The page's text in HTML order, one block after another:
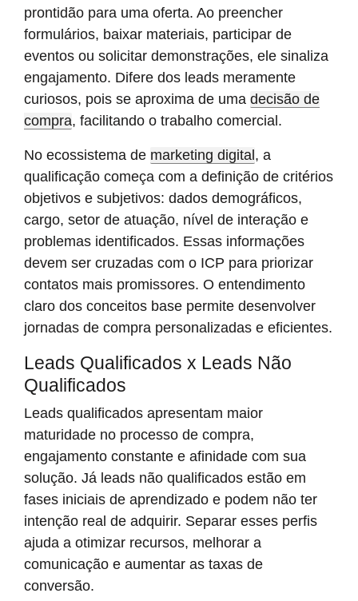
prontidão para uma oferta. Ao preencher
formulários, baixar materiais, participar de
eventos ou solicitar demonstrações, ele sinaliza
engajamento. Difere dos leads meramente
curiosos, pois se aproxima de uma decisão de
compra, facilitando o trabalho comercial.
No ecossistema de marketing digital, a
qualificação começa com a definição de critérios
objetivos e subjetivos: dados demográficos,
cargo, setor de atuação, nível de interação e
problemas identificados. Essas informações
devem ser cruzadas com o ICP para priorizar
contatos mais promissores. O entendimento
claro dos conceitos base permite desenvolver
jornadas de compra personalizadas e eficientes.
Leads Qualificados x Leads Não
Qualificados
Leads qualificados apresentam maior
maturidade no processo de compra,
engajamento constante e afinidade com sua
solução. Já leads não qualificados estão em
fases iniciais de aprendizado e podem não ter
intenção real de adquirir. Separar esses perfis
ajuda a otimizar recursos, melhorar a
comunicação e aumentar as taxas de
conversão.